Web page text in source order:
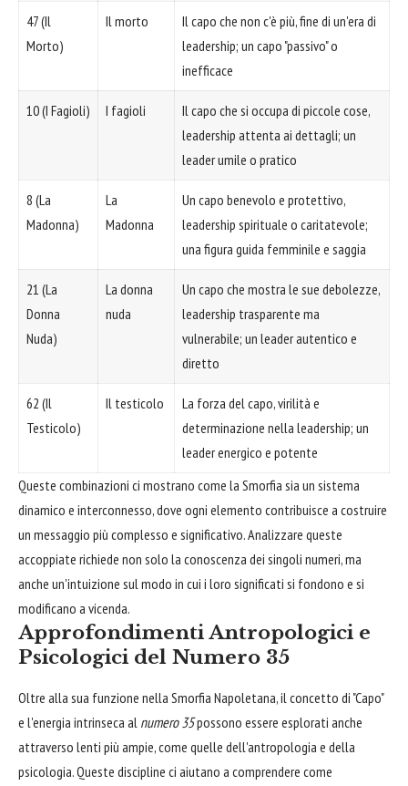
47 (Il
Morto)
Il morto
Il capo che non c'è più, fine di un'era di
leadership; un capo "passivo" o
inefficace
10 (I Fagioli) I fagioli
Il capo che si occupa di piccole cose,
leadership attenta ai dettagli; un
leader umile o pratico
8 (La
Madonna)
La
Madonna
Un capo benevolo e protettivo,
leadership spirituale o caritatevole;
una figura guida femminile e saggia
21 (La
Donna
Nuda)
La donna
nuda
Un capo che mostra le sue debolezze,
leadership trasparente ma
vulnerabile; un leader autentico e
diretto
62 (Il
Testicolo)
Il testicolo
La forza del capo, virilità e
determinazione nella leadership; un
leader energico e potente
Queste combinazioni ci mostrano come la Smorfia sia un sistema
dinamico e interconnesso, dove ogni elemento contribuisce a costruire
un messaggio più complesso e significativo. Analizzare queste
accoppiate richiede non solo la conoscenza dei singoli numeri, ma
anche un'intuizione sul modo in cui i loro significati si fondono e si
modificano a vicenda.
Approfondimenti Antropologici e
Psicologici del Numero 35
Oltre alla sua funzione nella Smorfia Napoletana, il concetto di "Capo"
e l'energia intrinseca al numero 35possono essere esplorati anche
attraverso lenti più ampie, come quelle dell'antropologia e della
psicologia. Queste discipline ci aiutano a comprendere come